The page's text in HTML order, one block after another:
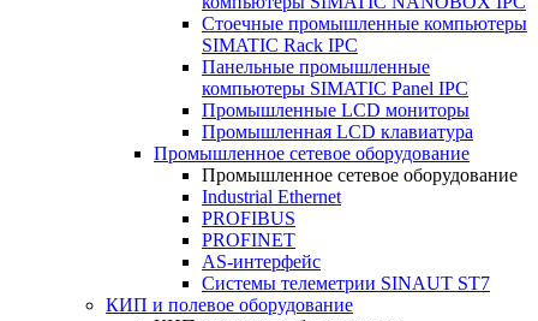
Стоечные промышленные компьютеры
SIMATIC Rack IPC
Панельные промышленные
компьютеры SIMATIC Panel IPC
Промышленные LCD мониторы
Промышленная LCD клавиатура
Промышленное сетевое оборудование
Промышленное сетевое оборудование
Industrial Ethernet
PROFIBUS
PROFINET
AS-интерфейс
Системы телеметрии SINAUT ST7
КИП и полевое оборудование